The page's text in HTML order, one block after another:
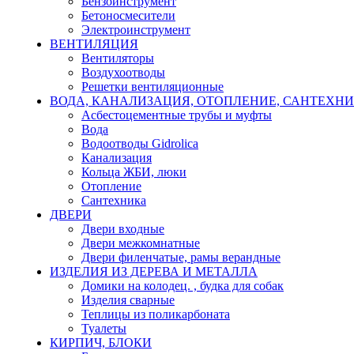
Бетоносмесители
Электроинструмент
ВЕНТИЛЯЦИЯ
Вентиляторы
Воздухоотводы
Решетки вентиляционные
ВОДА, КАНАЛИЗАЦИЯ, ОТОПЛЕНИЕ,
Асбестоцементные трубы и муфты
Вода
Водоотводы Gidrolica
Канализация
Кольца ЖБИ, люки
Отопление
Сантехника
ДВЕРИ
Двери входные
Двери межкомнатные
Двери филенчатые, рамы верандные
ИЗДЕЛИЯ ИЗ ДЕРЕВА И МЕТАЛЛА
Домики на колодец. , будка для собак
Изделия сварные
Теплицы из поликарбоната
Туалеты
КИРПИЧ, БЛОКИ